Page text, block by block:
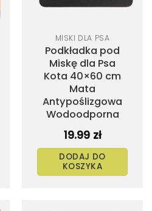
MISKI DLA PSA
Podkładka pod
Miskę dla Psa
Kota 40×60 cm
Mata
Antypoślizgowa
Wodoodporna
19.99 zł
DODAJ DO
KOSZYKA